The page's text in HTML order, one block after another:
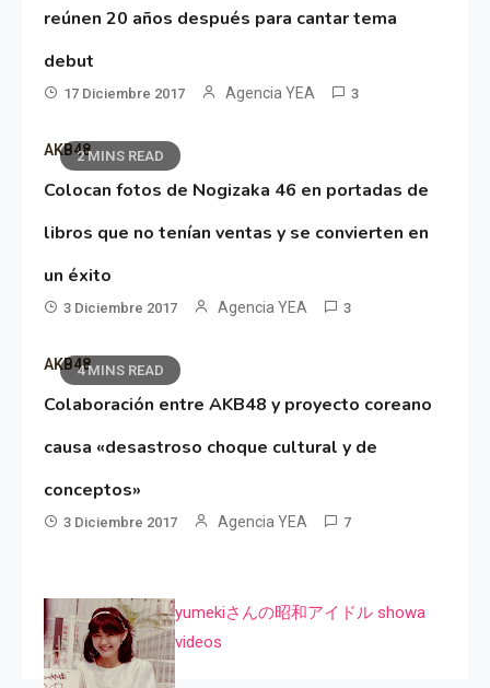
reúnen 20 años después para cantar tema
debut
17 Diciembre 2017 Agencia YEA 3
2 MINS READ
AKB48
Colocan fotos de Nogizaka 46 en portadas de
libros que no tenían ventas y se convierten en
un éxito
3 Diciembre 2017 Agencia YEA 3
4 MINS READ
AKB48
Colaboración entre AKB48 y proyecto coreano
causa «desastroso choque cultural y de
conceptos»
3 Diciembre 2017 Agencia YEA 7
yumekiさんの昭和アイドル showa
videos